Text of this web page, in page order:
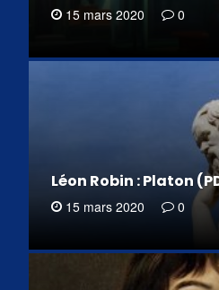
15 mars 2020 0
Léon Robin : Platon
15 mars 2020 0